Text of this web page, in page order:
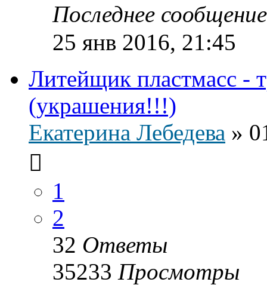
Последнее
25 янв 2016, 21:45
Литейщик пластмасс -
(украшения!!!)
Екатерина Лебедева »
1
2
32 Ответы
35233 Просмотры